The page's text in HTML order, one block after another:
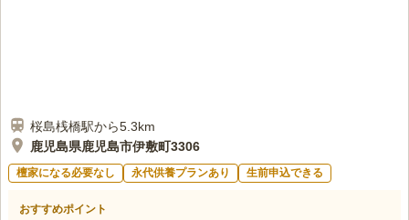
桜島桟橋駅から5.3km
鹿児島県鹿児島市伊敷町3306
檀家になる必要なし 永代供養プランあり 生前申込できる
おすすめポイント